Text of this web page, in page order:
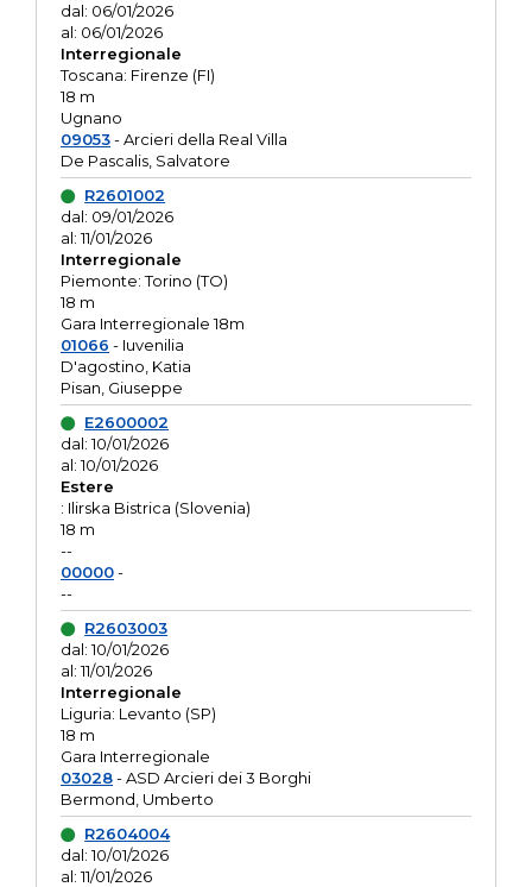
dal: 06/01/2026
al: 06/01/2026
Interregionale
Toscana: Firenze (FI)
18 m
Ugnano
09053- Arcieri della Real Villa
De Pascalis, Salvatore
R2601002
dal: 09/01/2026
al: 11/01/2026
Interregionale
Piemonte: Torino (TO)
18 m
Gara Interregionale 18m
01066 - Iuvenilia
D'agostino, Katia
Pisan, Giuseppe
E2600002
dal: 10/01/2026
al: 10/01/2026
Estere
: Ilirska Bistrica (Slovenia)
18 m
--
00000-
--
R2603003
dal: 10/01/2026
al: 11/01/2026
Interregionale
Liguria: Levanto (SP)
18 m
Gara Interregionale
03028- ASD Arcieri dei 3 Borghi
Bermond, Umberto
R2604004
dal: 10/01/2026
al: 11/01/2026